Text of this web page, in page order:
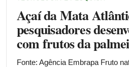
Açaí da Mata
pesquisadores
com frutos da
Fonte: Agência Embrapa Fruto